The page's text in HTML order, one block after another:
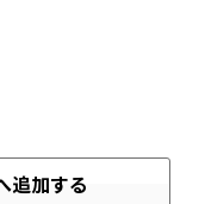
追加する